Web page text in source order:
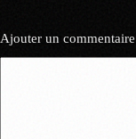
Ajouter un commentaire